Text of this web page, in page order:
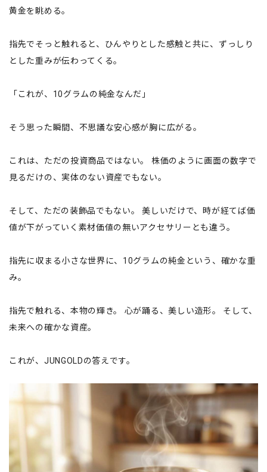
黄金を眺める。
指先でそっと触れると、ひんやりとした感触と共に、ずっしり
とした重みが伝わってくる。
「これが、10グラムの純金なんだ」
そう思った瞬間、不思議な安心感が胸に広がる。
これは、ただの投資商品ではない。 株価のように画面の数字で
見るだけの、実体のない資産でもない。
そして、ただの装飾品でもない。 美しいだけで、時が経てば価
値が下がっていく素材価値の無いアクセサリーとも違う。
指先に収まる小さな世界に、10グラムの純金という、確かな重
み。
指先で触れる、本物の輝き。 心が踊る、美しい造形。 そして、
未来への確かな資産。
これが、JUNGOLDの答えです。